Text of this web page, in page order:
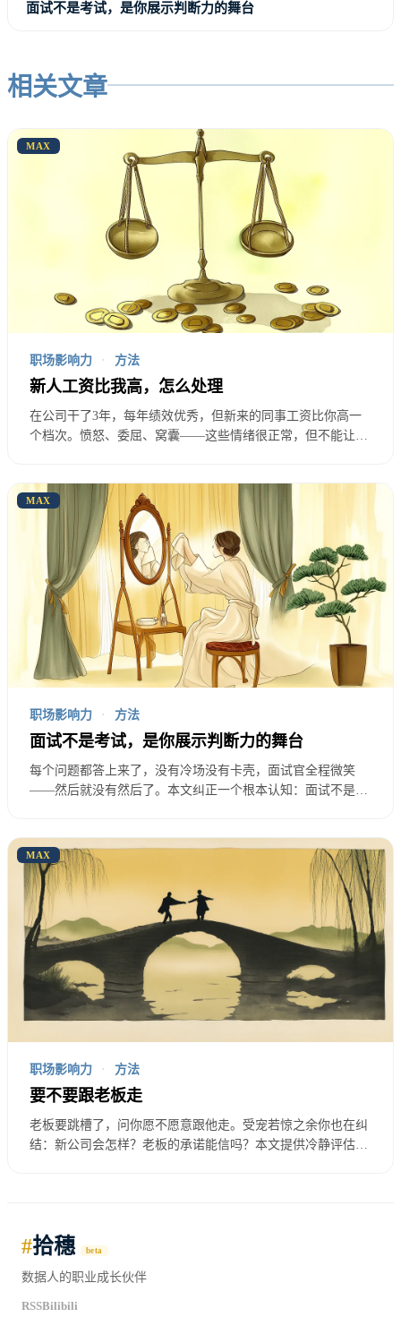
动接受。这个理解是错的。
薪资是一场交易的价格。你卖的是时间、技能和价
值，公司买的是你的产出。价格不是单方面定的，是
双方博弈的结果。你觉得自己只能被动接受，是因为
你以为自己没有议价权。但事实上，只要你有选择，
你就有议价权。
那个新人为什么能谈到高工资？不是因为他比你厉
害，是因为他手里有其他offer，他有底气说”不给这
个数我就不来”。而你呢？你可能太想要这份工作
议价权来自选择权。没有选择的人，只能被动接受别
人开的价。
很多人以为公司对某个岗位的薪资是固定的，没有商
量余地。不是这样的。
每个岗位都有一个薪资区间。比如某数据分析师岗
位，预算可能是25K到35K。如果你报25K，公司当然
愿意；如果你报35K但确实优秀，公司也能接受。HR
低成本。所以他们会试探你的底线，尽量用区间的下
限成交。
点，你就知道为什么要尽量往高了报：因为公司的预
算上限，往往比你以为的要高。
谈判发生在拿到offer之后，不是之前。
什么时候你的议价权最大？不是面试的时候，是拿到
offer的时候。
人”。这时候你没什么筹码，因为交易还没确定。拿
到offer之后就不一样了——公司已经决定要你了，他
们投入了时间成本、面试成本，他们希望这个交易成
价。你可以说：“我对薪资持开放态度，希望能先完
面试不是考试，是你展示判断力的舞台
相关文章
MAX
职场影响力 · 方法
新人工资比我高，怎么处理
在公司干了3年，每年绩效优秀，但新来的同事工资比你高一
个档次。愤怒、委屈、窝囊——这些情绪很正常，但不能让它
MAX
职场影响力 · 方法
面试不是考试，是你展示判断力的舞台
每个问题都答上来了，没有冷场没有卡壳，面试官全程微笑
——然后就没有然后了。本文纠正一个根本认知：面试不是能
MAX
职场影响力 · 方法
要不要跟老板走
老板要跳槽了，问你愿不愿意跟他走。受宠若惊之余你也在纠
结：新公司会怎样？老板的承诺能信吗？本文提供冷静评估的
#拾穗 beta
数据人的职业成长伙伴
RSSBilibili